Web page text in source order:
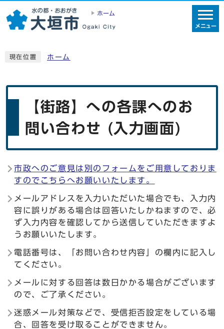
ホーム
メニュー
現在位置 ホーム
【街路】への各課へのお
問い合わせ (入力画面)
市政へのご意見は別のフォームをご用意しておりま
すのでこちらへお願いいたします。
メールアドレスを入力いただいた場合でも、入力内
容に誤りがある場合は回答いたしかねますので、必
ず入力内容を確認してから送信していただきますよ
うお願いいたします。
電話番号は、「お問い合わせ内容」の欄内に記入し
てください。
メールに対する回答は数日かかる場合がございます
ので、ご了承ください。
迷惑メール対策などで、受信拒否設定をしている場
合、回答を受け取ることができません。